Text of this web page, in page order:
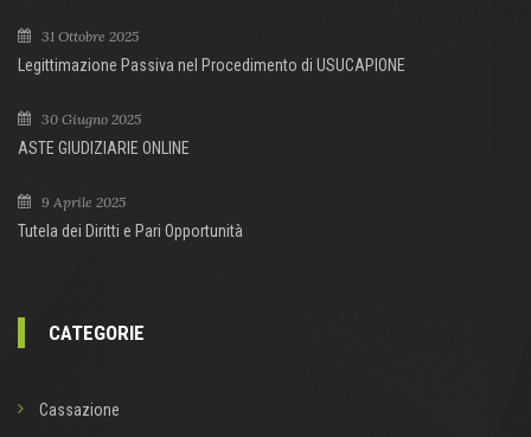
31 Ottobre 2025
Legittimazione Passiva nel Procedimento di USUCAPIONE
30 Giugno 2025
ASTE GIUDIZIARIE ONLINE
9 Aprile 2025
Tutela dei Diritti e Pari Opportunità
CATEGORIE
Cassazione